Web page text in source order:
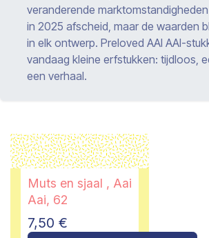
veranderende
in 2025 afscheid, maar de waarden
in elk ontwerp. Preloved AAI AAI-
vandaag kleine erfstukken: tijdloos,
een verhaal.
Muts en sjaal , Aai
Aai, 62
7,50 €